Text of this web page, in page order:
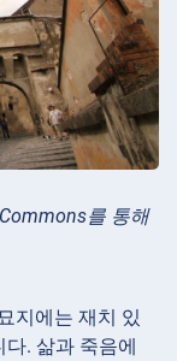
를 통해
지에는 재치 있
. 삶과 죽음에